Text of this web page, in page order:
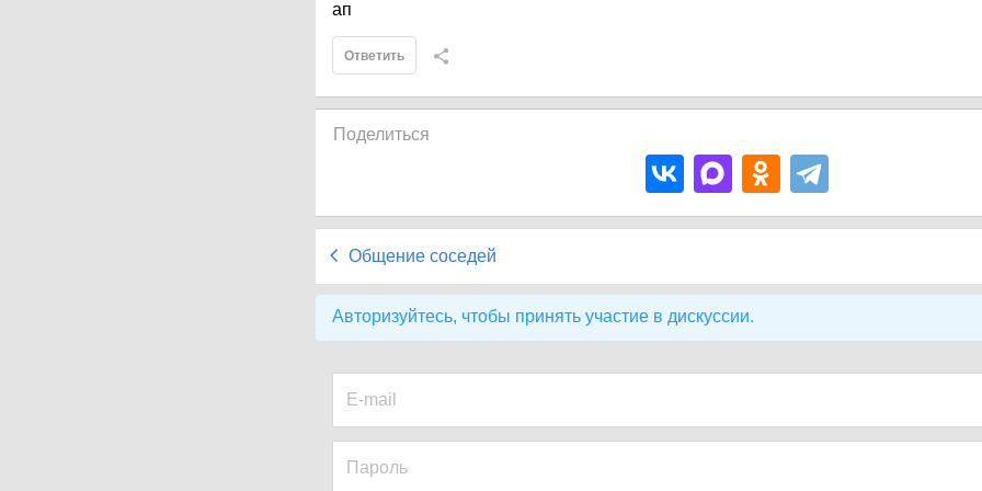
ап
Ответить
Поделиться
Общение соседей
Авторизуйтесь, чтобы принять участие в дискуссии.